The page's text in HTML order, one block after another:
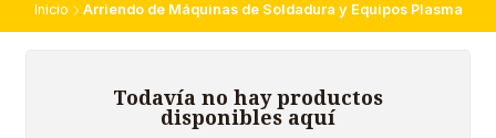
Inicio Arriendo de Máquinas de Soldadura y Equipos Plasma
Todavía no hay productos
disponibles aquí